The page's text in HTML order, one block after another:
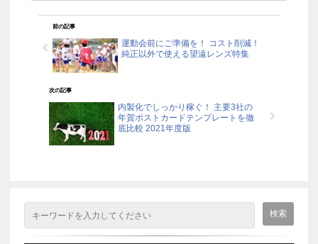
前の記事
運動会前にご準備を！ コスト削減！
純正以外で使える望遠レンズ特集
次の記事
内製化でしっかり稼ぐ！ 主要3社の
年賀ポストカードテンプレートを徹
底比較 2021年度版